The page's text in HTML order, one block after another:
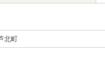
北町